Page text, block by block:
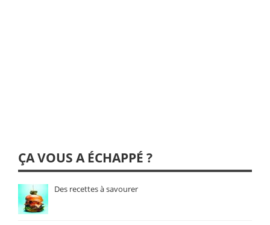
ÇA VOUS A ÉCHAPPÉ ?
Des recettes à savourer